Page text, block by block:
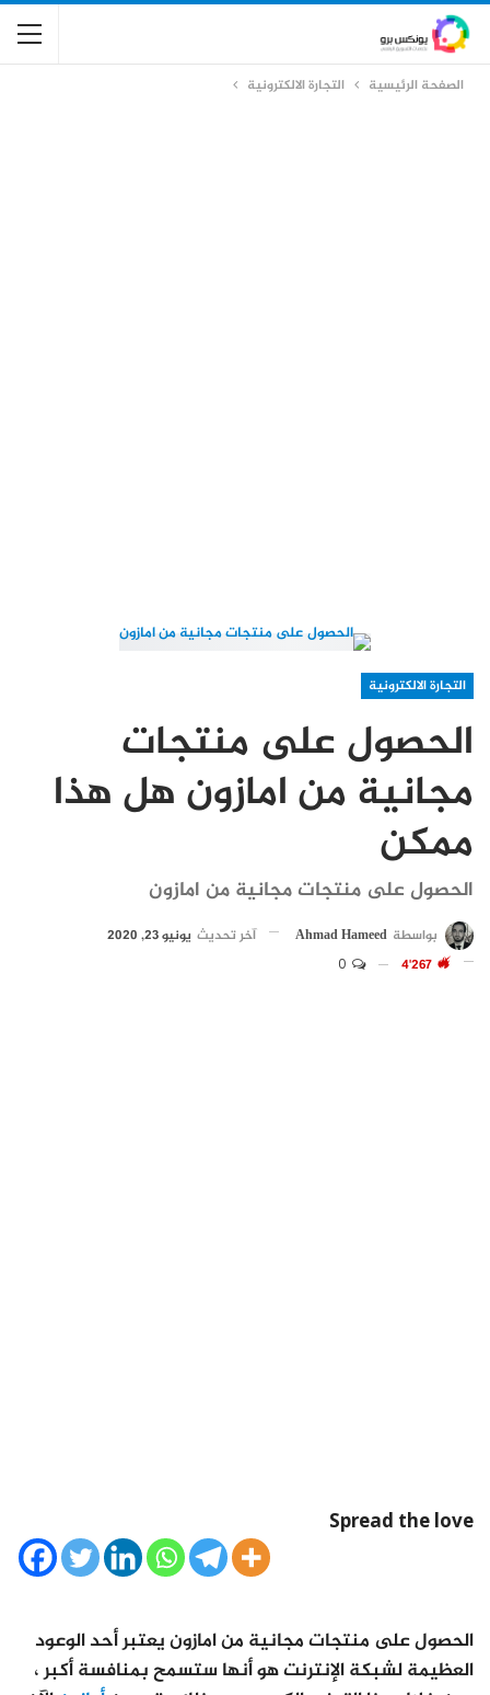
الصفحة الرئيسية التجارة الالكترونية
التجارة الالكترونية
الحصول على منتجات
مجانية من امازون هل هذا
ممكن
الحصول على منتجات مجانية من امازون
بواسطة Ahmad Hameed آخر تحديث يونيو 23, 2020
Spread the love
الحصول على منتجات مجانية من امازون يعتبر أحد الوعود
العظيمة لشبكة الإنترنت هو أنها ستسمح بمنافسة أكبر ،